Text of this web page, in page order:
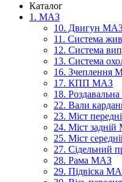
Каталог
1. МАЗ
10. Двигун
11. Система
12. Система
13. Система
16. Зчеплення
17. КПП МАЗ
18.
22. Вали
23. Міст
24. Міст
25. Міст
27. Сідельний
28. Рама МАЗ
29. Підвіска